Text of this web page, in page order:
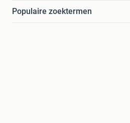
Populaire zoektermen